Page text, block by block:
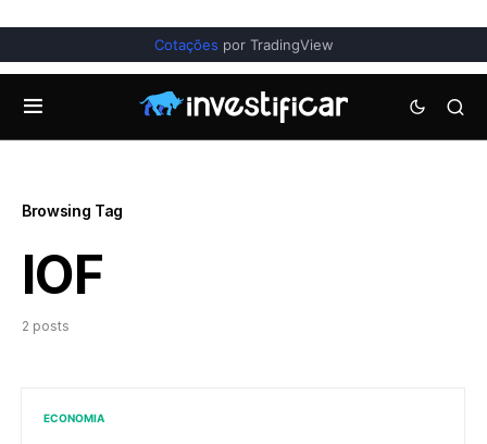
Cotações por TradingView
Browsing Tag
IOF
2 posts
ECONOMIA